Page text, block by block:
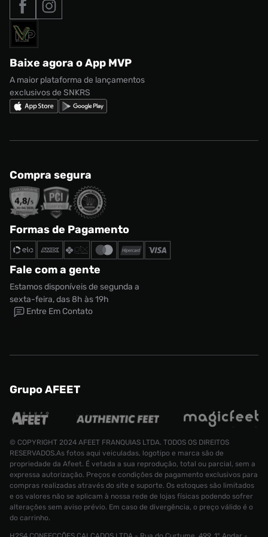
Acessórios
Marcas
adidas Adi2000
adidas Campus
Nike Shox
Termos de uso
Política de privacidade
Regulamento CRM/ CASHBACK
Regulamento Cupom
Formas de Pagamento
Solicite seus dados
Baixe agora o App MVP
A maior plataforma de lançamentos
exclusivos de SNKRS
Compra segura
Formas de Pagamento
Fale com a gente
Estamos disponíveis de segunda a
sexta-feira, das 8h às 19h
Entre Em Contato
Grupo AFEET
© COPYRIGHT 2024 AFEET FRANQUIAS LTDA. TODOS OS DIREITOS
RESERVADOS.As fotos aqui veiculadas, logotipo e marca são de
propriedade da Afeet. É vetada a sua reprodução, total ou parcial, sem a
expressa autorização. Preços e condições de pagamento exclusivos para
compras realizadas através do site e suporte. Os estoques são limitados
e os valores não se aplicam à nossa rede de lojas físicas podendo sofrer
alterações sem aviso prévio. Em caso de divergência, o preço válido é o
do carrinho.